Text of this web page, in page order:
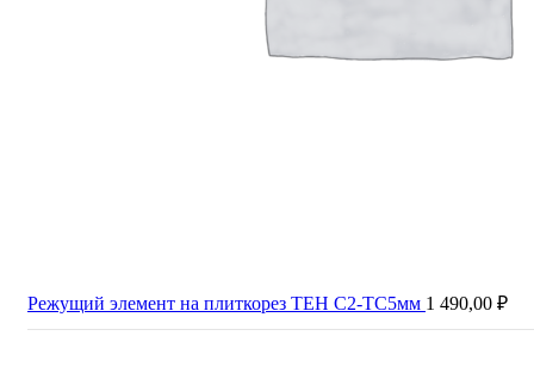
Режущий элемент на плиткорез ТЕН С2-ТС5мм 1 490,00 ₽